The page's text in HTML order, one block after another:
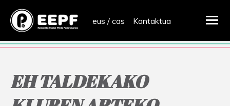
eus / cas Kontaktua
EH TALDEKAKO